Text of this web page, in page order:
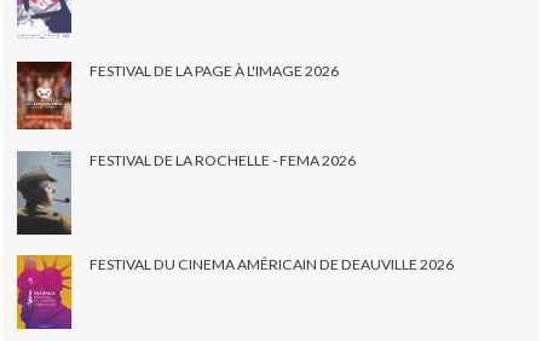
FESTIVAL DE LA PAGE À L'IMAGE 2026
FESTIVAL DE LA ROCHELLE - FEMA 2026
FESTIVAL DU CINEMA AMÉRICAIN DE DEAUVILLE 2026